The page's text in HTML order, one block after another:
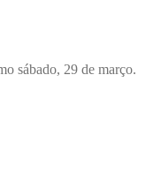
sábado, 29 de março.